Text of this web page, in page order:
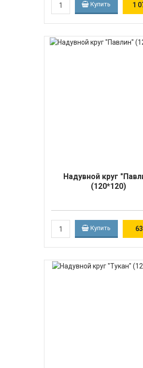
Купить 1
Надувной круг
(120*120)
Купить